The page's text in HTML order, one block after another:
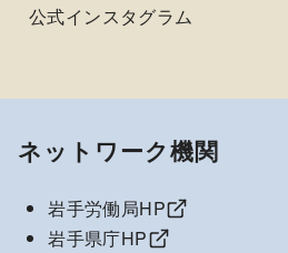
公式インスタグラム
ネットワーク機関
岩手労働局HP
岩手県庁HP